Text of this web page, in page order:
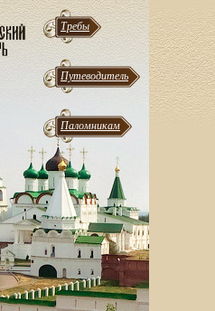
Требы
Путеводитель
Паломникам